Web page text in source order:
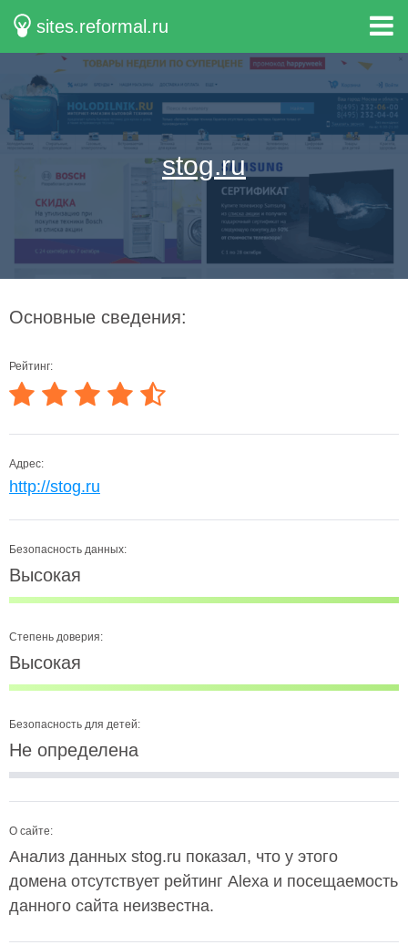
sites.reformal.ru
stog.ru
Основные сведения:
Рейтинг:
Адрес:
http://stog.ru
Безопасность данных:
Высокая
Степень доверия:
Высокая
Безопасность для детей:
Не определена
О сайте:
Анализ данных stog.ru показал, что у этого
домена отсутствует рейтинг Alexa и посещаемость
данного сайта неизвестна.